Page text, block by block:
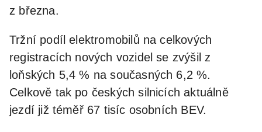
z března.
Tržní podíl elektromobilů na celkových
registracích nových vozidel se zvýšil z
loňských 5,4 % na současných 6,2 %.
Celkově tak po českých silnicích aktuálně
jezdí již téměř 67 tisíc osobních BEV.